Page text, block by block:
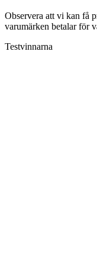
Observera att vi kan få
varumärken betalar för
Testvinnarna